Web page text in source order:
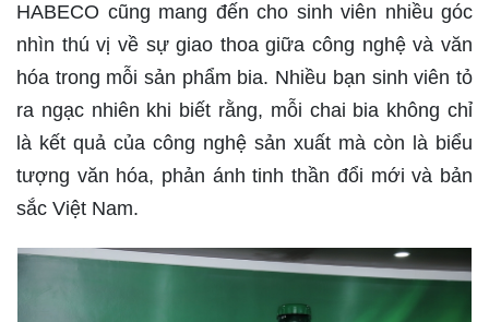
HABECO cũng mang đến cho sinh viên nhiều góc
nhìn thú vị về sự giao thoa giữa công nghệ và văn
hóa trong mỗi sản phẩm bia. Nhiều bạn sinh viên tỏ
ra ngạc nhiên khi biết rằng, mỗi chai bia không chỉ
là kết quả của công nghệ sản xuất mà còn là biểu
tượng văn hóa, phản ánh tinh thần đổi mới và bản
sắc Việt Nam.